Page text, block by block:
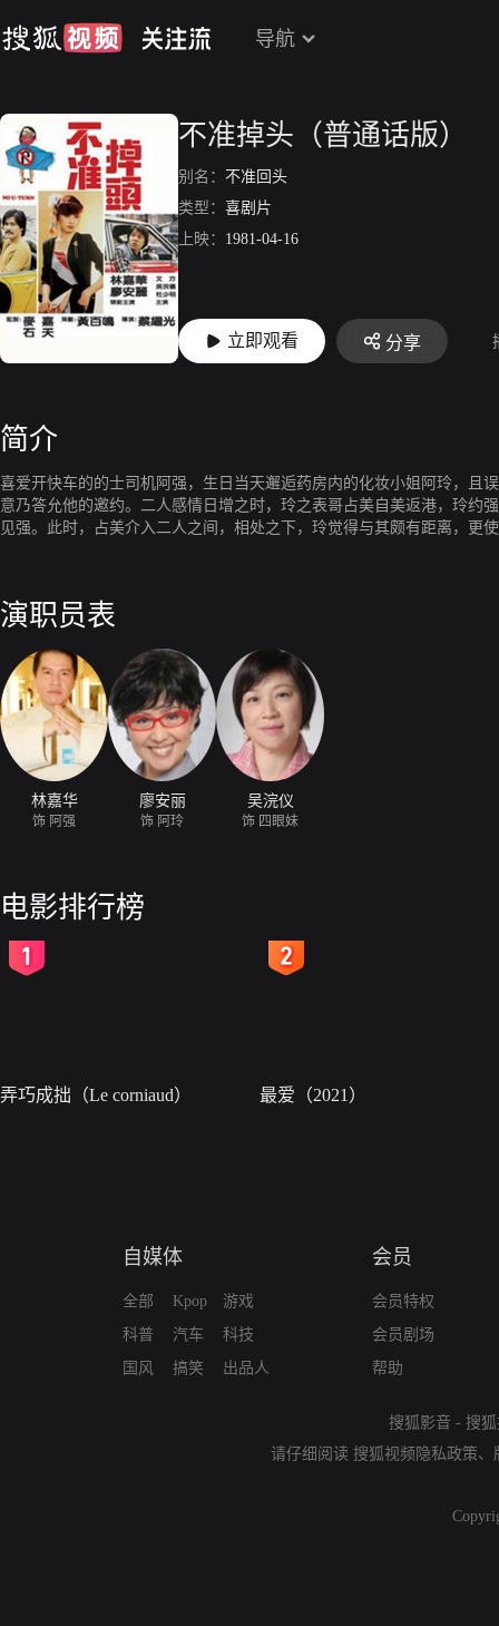
导航
不准掉头（普通话版）
别名： 不准回头
类型： 喜剧片
上映： 1981-04-16
立即观看 分享
简介
喜爱开快车的的士司机阿强，生日当天邂逅药房内的化妆小姐阿玲，且
意乃答允他的邀约。二人感情日增之时，玲之表哥占美自美返港，玲约
见强。此时，占美介入二人之间，相处之下，玲觉得与其颇有距离，
演职员表
林嘉华
饰 阿强
廖安丽
饰 阿玲
吴浣仪
饰 四眼妹
电影排行榜
弄巧成拙（Le corniaud） 最爱（2021）
自媒体
全部
科普
国风
Kpop
汽车
搞笑
游戏
科技
出品人
会员
会员特权
会员剧场
帮助
搜狐影音 - 搜
请仔细阅读 搜狐视频隐私政策、